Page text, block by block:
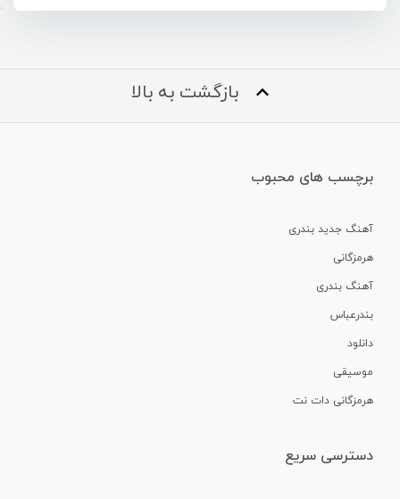
بازگشت به بالا
برچسب های محبوب
آهنگ جدید بندری
هرمزگانی
آهنگ بندری
بندرعباس
دانلود
موسیقی
هرمزگانی دات نت
دسترسی سریع